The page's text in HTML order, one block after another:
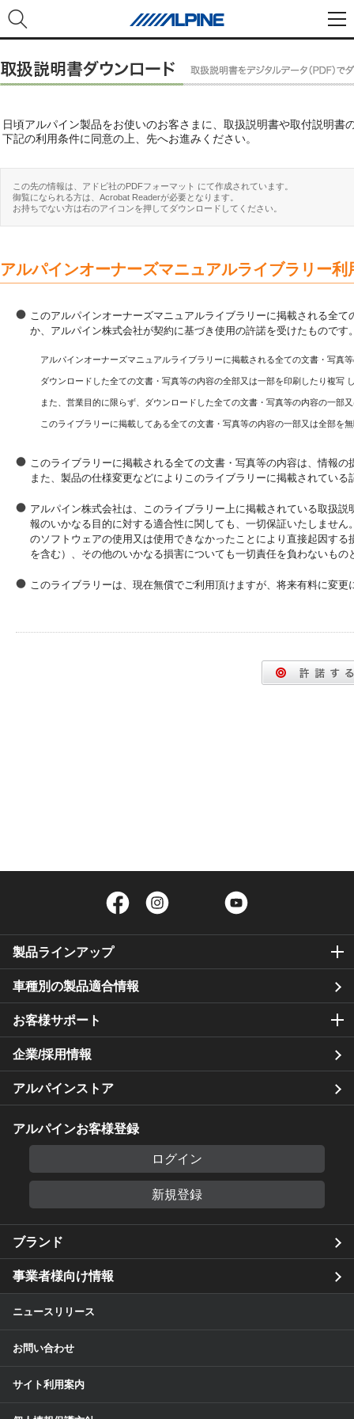
日頃アルパイン製品をお使いのお客さまに、取扱説明書や取付説明書
下記の利用条件に同意の上、先へお進みください。
この先の情報は、アドビ社のPDFフォーマット にて作成されています。
御覧になられる方は、Acrobat Readerが必要となります。
お持ちでない方は右のアイコンを押してダウンロードしてください。
アルパインオーナーズマニュアルライブラリー利
このアルパインオーナーズマニュアルライブラリーに掲載される全
か、アルパイン株式会社が契約に基づき使用の許諾を受けたもので
アルパインオーナーズマニュアルライブラリーに掲載される全ての文書・写真
ダウンロードした全ての文書・写真等の内容の全部又は一部を印刷したり複写
また、営業目的に限らず、ダウンロードした全ての文書・写真等の内容の一
このライブラリーに掲載してある全ての文書・写真等の内容の一部又は全部を
このライブラリーに掲載される全ての文書・写真等の内容は、情報
また、製品の仕様変更などによりこのライブラリーに掲載されてい
アルパイン株式会社は、このライブラリー上に掲載されている取扱
報のいかなる目的に対する適合性に関しても、一切保証いたしませ
のソフトウェアの使用又は使用できなかったことにより直接起因す
を含む）、その他のいかなる損害についても一切責任を負わないもの
このライブラリーは、現在無償でご利用頂けますが、将来有料に変
Facebook Twitter
製品ラインアップ
車種別の製品適合情報
お客様サポート
企業/採用情報
アルパインストア
アルパインお客様登録
ログイン
新規登録
ブランド
事業者様向け情報
ニュースリリース
お問い合わせ
サイト利用案内